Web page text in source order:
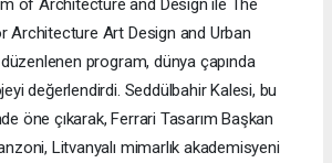
of Architecture and Design ile The
Architecture Art Design and Urban
program, dünya çapında
değerlendirdi. Seddülbahir Kalesi, bu
öne çıkarak, Ferrari Tasarım Başkan
Litvanyalı mimarlık akademisyeni